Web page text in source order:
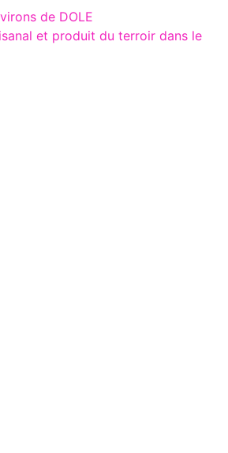
de DOLE
et produit du terroir dans le